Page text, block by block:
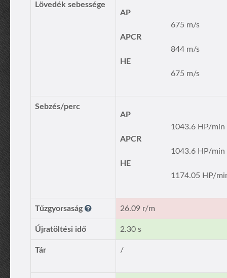
Lövedék sebessége
AP
675 m/s
APCR
844 m/s
HE
675 m/s
Sebzés/perc
AP
1043.6 HP/min
APCR
1043.6 HP/min
HE
1174.05 HP/
Tűzgyorsaság 26.09 r/m
Újratöltési idő 2.30 s
Tár /